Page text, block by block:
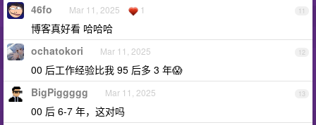
11
46fo Mar 11, 2025 1
博客真好看 哈哈哈
12
ochatokori Mar 11, 2025
00 后工作经验比我 95 后多 3 年😱
13
BigPiggggg Mar 11, 2025
00 后 6-7 年，这对吗